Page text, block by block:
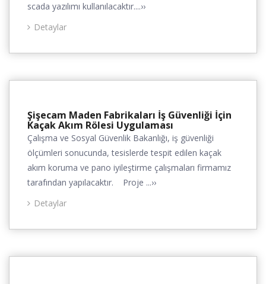
scada yazılımı kullanılacaktır....››
Detaylar
Şişecam Maden Fabrikaları İş Güvenliği İçin
Kaçak Akım Rölesi Uygulaması
Çalışma ve Sosyal Güvenlik Bakanlığı, iş güvenliği
ölçümleri sonucunda, tesislerde tespit edilen kaçak
akım koruma ve pano iyileştirme çalışmaları firmamız
tarafından yapılacaktır. Proje ...››
Detaylar